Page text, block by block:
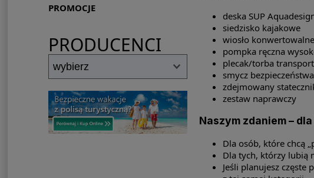
PROMOCJE
PRODUCENCI
deska SUP
siedzisko kajakowe
wiosło
pompka ręczna
plecak/torba
smycz
zdejmowany
zestaw naprawczy
Naszym zdaniem –
Dla osób, które chcą
Dla tych, którzy lubią
Jeśli planujesz częste